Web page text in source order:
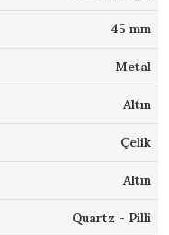
45 mm
Metal
Altın
Çelik
Altın
Quartz - Pilli